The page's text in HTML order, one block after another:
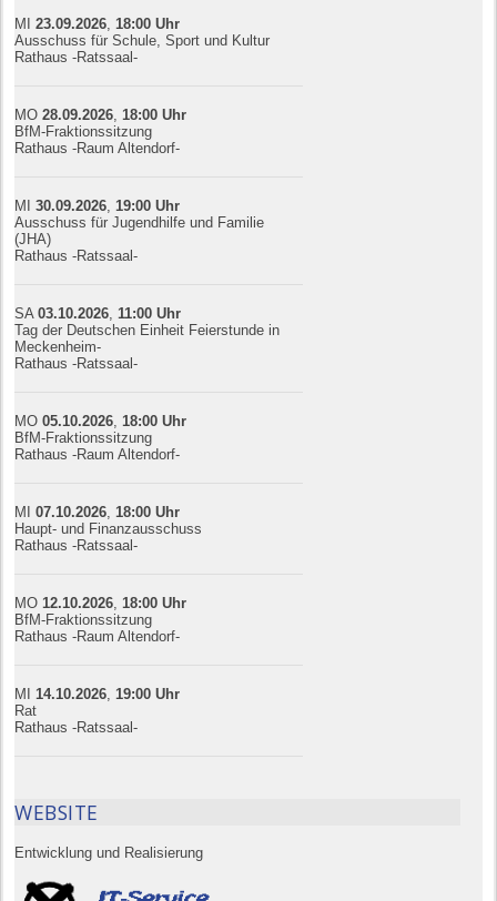
MI23.09.2026 18:00 Uhr
Ausschuss für Schule, Sport und Kultur
Rathaus -Ratssaal-
MO28.09.2026 18:00 Uhr
BfM-Fraktionssitzung
Rathaus -Raum Altendorf-
MI30.09.2026 19:00 Uhr
Ausschuss für Jugendhilfe und Familie
(JHA)
Rathaus -Ratssaal-
SA03.10.2026 11:00 Uhr
Tag der Deutschen Einheit Feierstunde in
Meckenheim-
Rathaus -Ratssaal-
MO05.10.2026 18:00 Uhr
BfM-Fraktionssitzung
Rathaus -Raum Altendorf-
MI07.10.2026 18:00 Uhr
Haupt- und Finanzausschuss
Rathaus -Ratssaal-
MO 12.10.2026 18:00 Uhr
BfM-Fraktionssitzung
Rathaus -Raum Altendorf-
MI 14.10.2026 19:00 Uhr
Rat
Rathaus -Ratssaal-
WEBSITE
Entwicklung und Realisierung